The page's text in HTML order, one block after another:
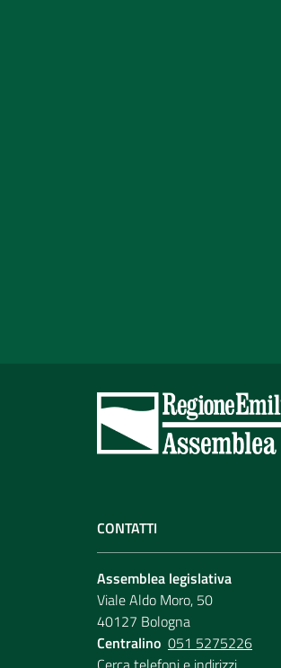
CONTATTI
Assemblea legislativa
Viale Aldo Moro, 50
40127 Bologna
Centralino 051 5275226